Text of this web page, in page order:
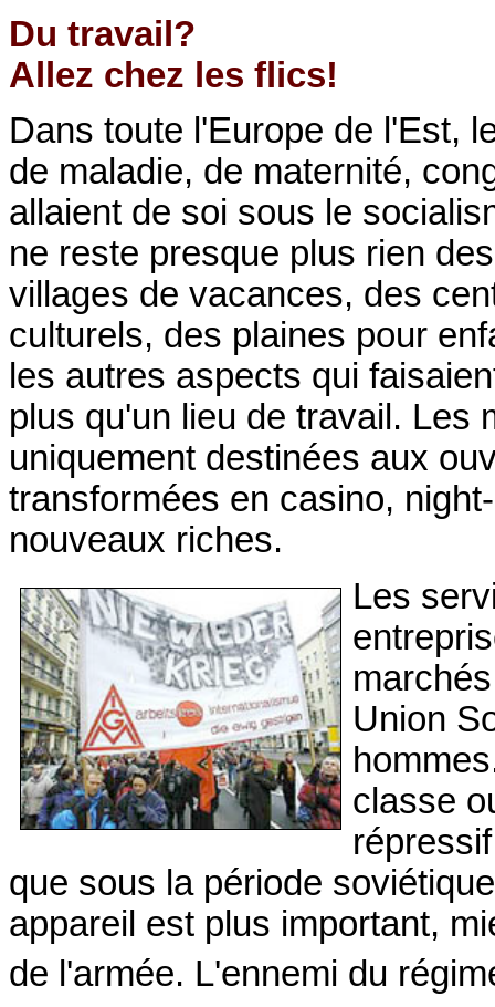
Du travail?
Allez chez les flics!
Dans toute l'Europe de l'Est,
de maladie, de maternité,
allaient de soi sous le
ne reste presque plus rien
villages de vacances, des
culturels, des plaines pour
les autres aspects qui
plus qu'un lieu de travail. Les
uniquement destinées aux
transformées en casino,
nouveaux riches.
Les
Union
classe
que sous la période
appareil est plus important,
de l'armée. L'ennemi du